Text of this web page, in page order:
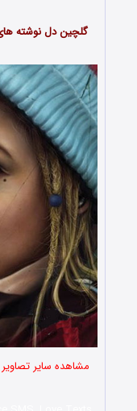
گلچین دل نوشته
مشاهده سایر تصاویر